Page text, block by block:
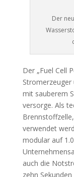
Der
Der „Fuel Cell
Stromerzeuger
mit sauberem
versorge. Als
verwendet
modular auf
auch die
zehn